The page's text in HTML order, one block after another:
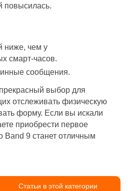
повысилась.
ниже, чем у
смарт-часов.
сообщения.
выбор для
отслеживать физическую
форму. Если вы искали
приобрести первое
Band 9 станет отличным
Статьи в этой категории